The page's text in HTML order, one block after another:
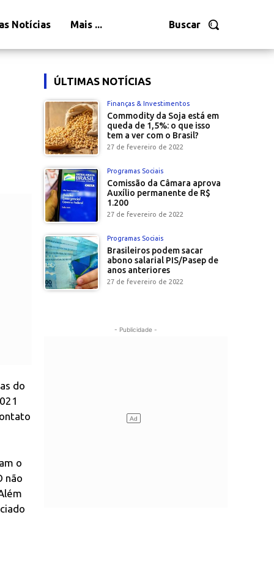
Buscar
Notícias Mais ...
do
o
não
ÚLTIMAS NOTÍCIAS
Finanças & Investimentos
Commodity da Soja está em
queda de 1,5%: o que isso
tem a ver com o Brasil?
27 de fevereiro de 2022
Programas Sociais
Comissão da Câmara aprova
Auxílio permanente de R$
1.200
27 de fevereiro de 2022
Programas Sociais
Brasileiros podem sacar
abono salarial PIS/Pasep de
anos anteriores
27 de fevereiro de 2022
- Publicidade -